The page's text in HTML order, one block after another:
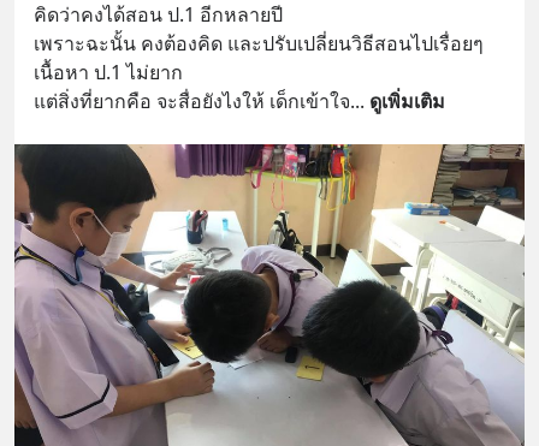
คิดว่าคงได้สอน ป.1 อีกหลายปี
เพราะฉะนั้น คงต้องคิด และปรับเปลี่ยนวิธีสอนไปเรื่อยๆ
เนื้อหา ป.1 ไม่ยาก
แต่สิ่งที่ยากคือ จะสื่อยังไงให้ เด็กเข้าใจ... ดูเพิ่มเติม